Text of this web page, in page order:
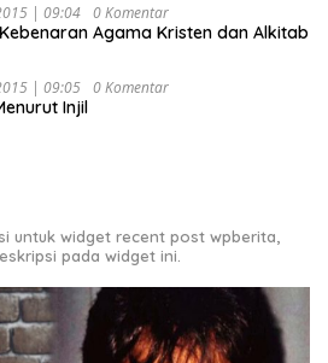
| 09:04 0 Komentar
Agama Kristen dan Alkitab
| 09:05 0 Komentar
Injil
untuk widget recent post wpberita,
pada widget ini.